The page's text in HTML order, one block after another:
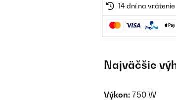
14 dní na vrátenie
Najväčšie
Výkon: 750 W